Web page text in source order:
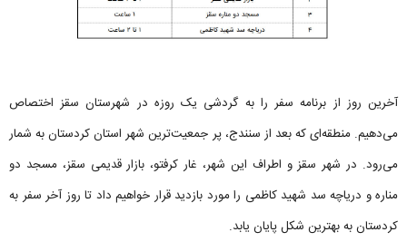
آخرین روز از برنامه سفر را به گردشی یک روزه در شهرستان سقز اختصاص
می‌دهیم. منطقه‌ای که بعد از سنندج، پر جمعیت‌ترین شهر استان کردستان به شمار
می‌رود. در شهر سقز و اطراف این شهر، غار کرفتو، بازار قدیمی سقز، مسجد دو
مناره و دریاچه سد شهید کاظمی را مورد بازدید قرار خواهیم داد تا روز آخر سفر به
کردستان به بهترین شکل پایان یابد.